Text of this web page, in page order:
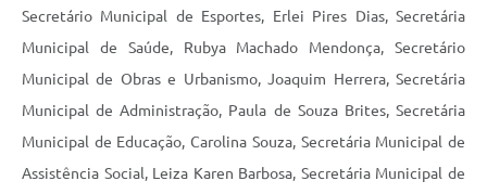
Secretário Municipal de Esportes, Erlei Pires Dias, Secretária
Municipal de Saúde, Rubya Machado Mendonça, Secretário
Municipal de Obras e Urbanismo, Joaquim Herrera, Secretária
Municipal de Administração, Paula de Souza Brites, Secretária
Municipal de Educação, Carolina Souza, Secretária Municipal de
Assistência Social, Leiza Karen Barbosa, Secretária Municipal de